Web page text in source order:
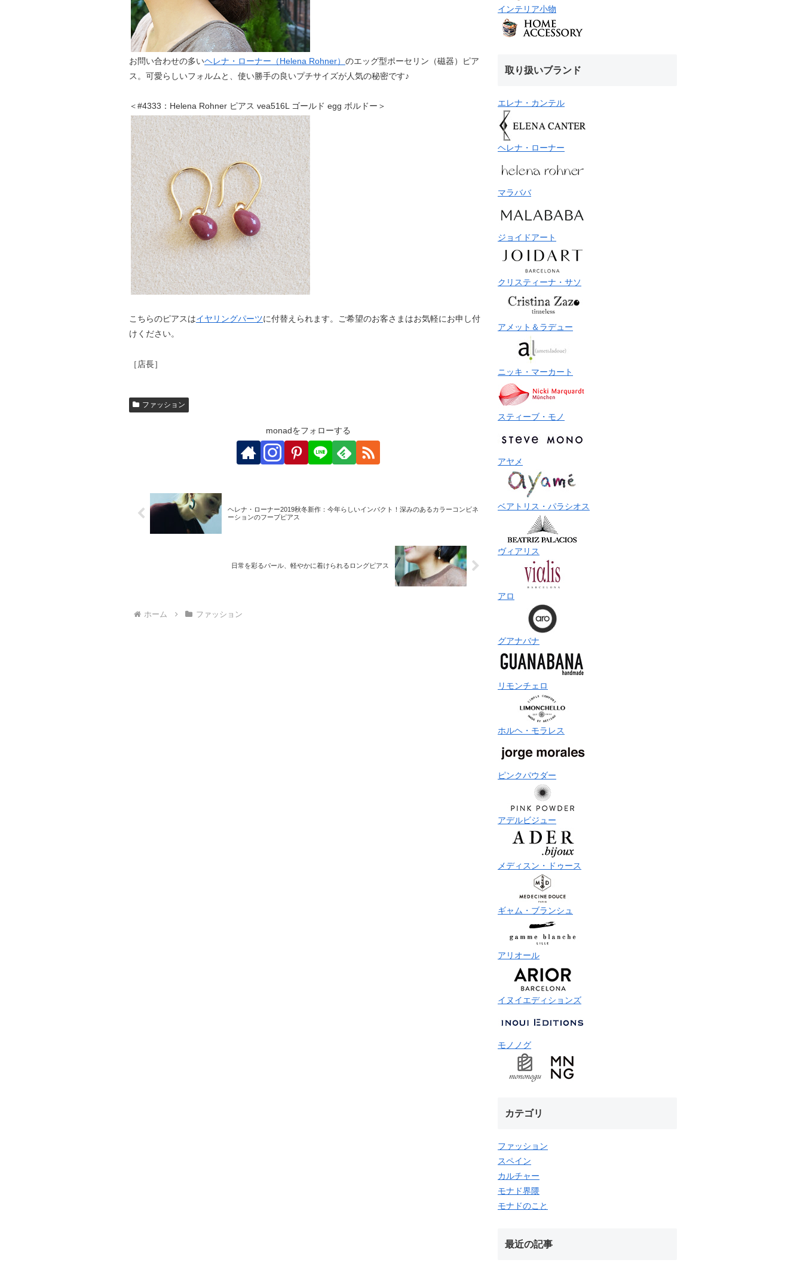
お問い合わせの多いヘレナ・ローナー（Helena Rohner） のエッグ型ポーセリン（磁器）ピア
ス。可愛らしいフォルムと、使い勝手の良いプチサイズが人気の秘密です♪
＜#4333：Helena Rohner ピアス vea516L ゴールド egg ボルドー＞
こちらのピアスはイヤリングパーツに付替えられます。ご希望のお客さまはお気軽にお申し付
けください。
［店長］
ファッション
monadをフォローする
ヘレナ・ローナー2019秋冬新作：今年らしいインパクト！深みのあるカラーコンビネ
ーションのフープピアス
日常を彩るパール、軽やかに着けられるロングピアス
ホーム ファッション
インテリア小物
取り扱いブランド
エレナ・カンテル
ヘレナ・ローナー
マラババ
ジョイドアート
クリスティーナ・サソ
アメット＆ラデュー
ニッキ・マーカート
スティーブ・モノ
アヤメ
ベアトリス・パラシオス
ヴィアリス
アロ
グアナバナ
リモンチェロ
ホルヘ・モラレス
ピンクパウダー
アデルビジュー
メディスン・ドゥース
ギャム・ブランシュ
アリオール
イヌイエディションズ
モノノグ
カテゴリ
ファッション
スペイン
カルチャー
モナド界隈
モナドのこと
最近の記事